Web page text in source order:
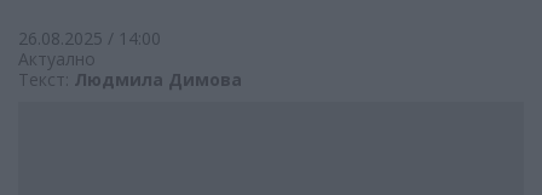
26.08.2025 / 14:00
Актуално
Текст: Людмила Димова